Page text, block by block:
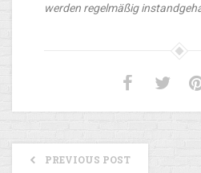
werden regelmäßig
PREVIOUS POST